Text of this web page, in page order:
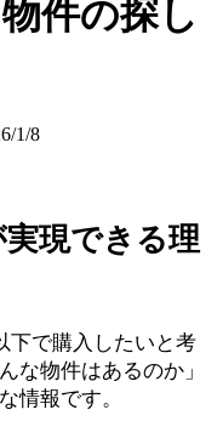
件の探し
1/8
現できる理
下で購入したいと考
な物件はあるのか」
情報です。